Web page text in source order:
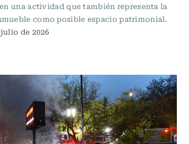
una actividad que también representa la
como posible espacio patrimonial.
de 2026